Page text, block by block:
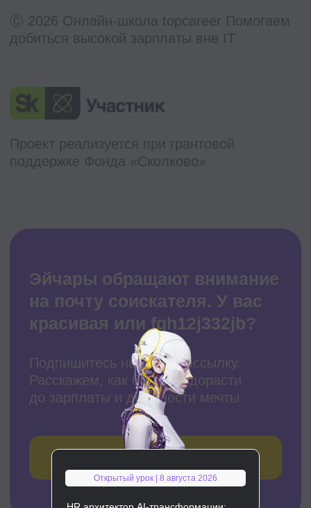
Открытый урок | 8 августа 2026